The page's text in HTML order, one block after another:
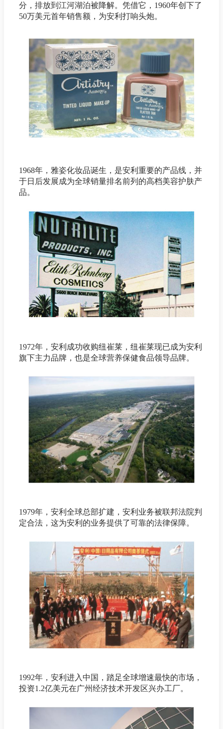
分，排放到江河湖泊被降解。凭借它，1960年创下了
50万美元首年销售额，为安利打响头炮。
1968年，雅姿化妆品诞生，是安利重要的产品线，并
于日后发展成为全球销量排名前列的高档美容护肤产
品。
1972年，安利成功收购纽崔莱，纽崔莱现已成为安利
旗下主力品牌，也是全球营养保健食品领导品牌。
1979年，安利全球总部扩建，安利业务被联邦法院判
定合法，这为安利的业务提供了可靠的法律保障。
1992年，安利进入中国，踏足全球增速最快的市场，
投资1.2亿美元在广州经济技术开发区兴办工厂。